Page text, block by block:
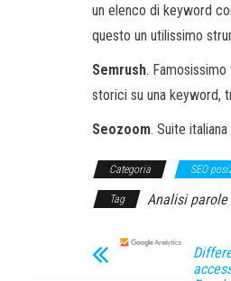
un elenco di keyword
questo un utilissimo
Semrush.
storici su una keyword,
Seozoom. Suite
Categoria SEO
Tag Analisi parole